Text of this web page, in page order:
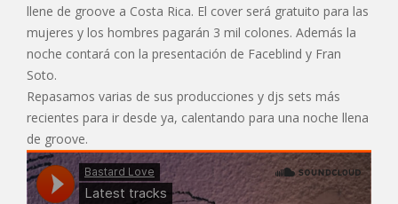
llene de groove a Costa Rica. El cover será gratuito para las
mujeres y los hombres pagarán 3 mil colones. Además la
noche contará con la presentación de Faceblind y Fran
Soto.
Repasamos varias de sus producciones y djs sets más
recientes para ir desde ya, calentando para una noche llena
de groove.